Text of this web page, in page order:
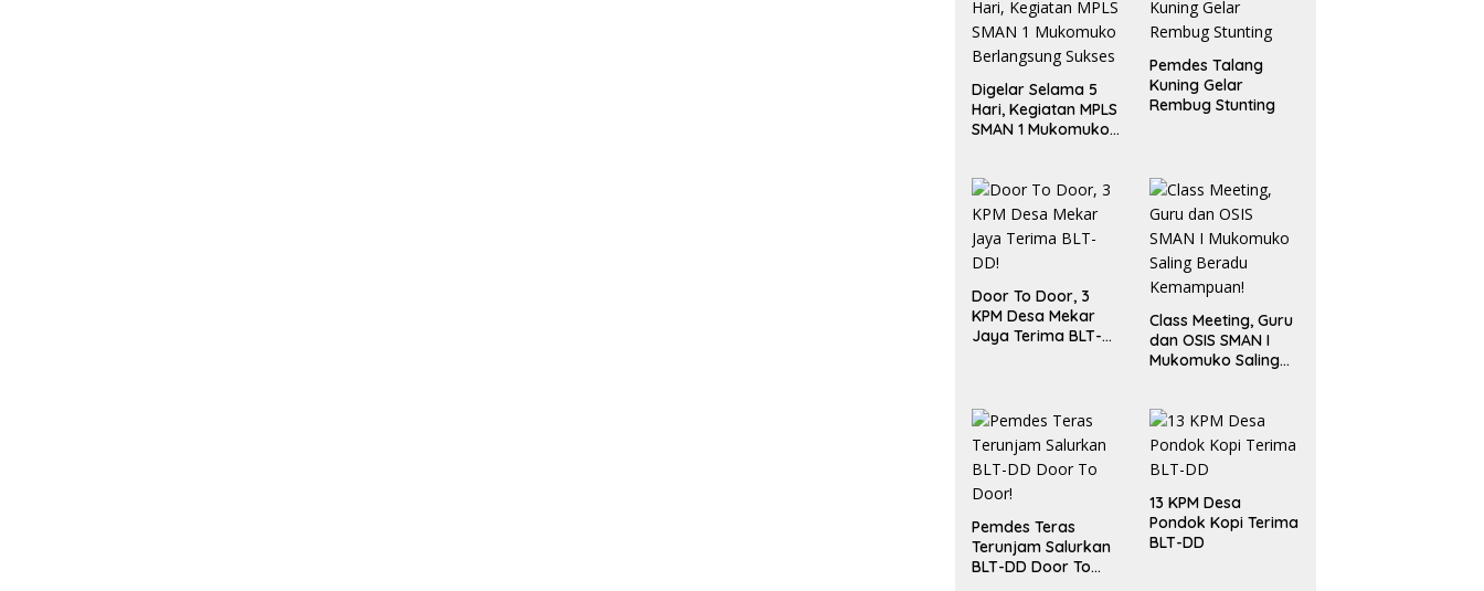
Digelar Selama 5
Hari, Kegiatan MPLS
SMAN 1 Mukomuko
Pemdes Talang
Kuning Gelar
Rembug Stunting
Door To Door, 3
KPM Desa Mekar
Jaya Terima BLT-
Class Meeting, Guru
dan OSIS SMAN I
Mukomuko Saling
Pemdes Teras
Terunjam Salurkan
BLT-DD Door To
13 KPM Desa
Pondok Kopi Terima
BLT-DD